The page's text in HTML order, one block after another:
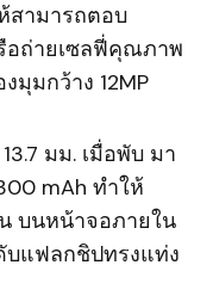
สามารถตอบ
อถ่ายเซลฟี่คุณภาพ
มุมกว้าง 12MP
มม. เมื่อพับ มา
mAh ทำให้
บนหน้าจอภายใน
บแฟลกชิปทรงแท่ง